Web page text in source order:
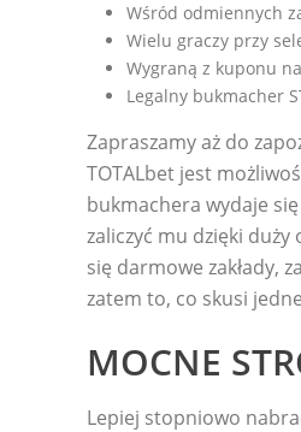
Wśród odmiennych
Wielu graczy przy
Wygraną z kuponu
Legalny bukmacher
Zapraszamy aż do
TOTALbet jest
bukmachera wydaje
zaliczyć mu dzięki
się darmowe zakłady,
zatem to, co skusi
MOCNE
Lepiej stopniowo